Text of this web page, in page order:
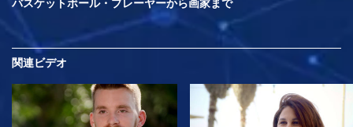
関連ビデオ